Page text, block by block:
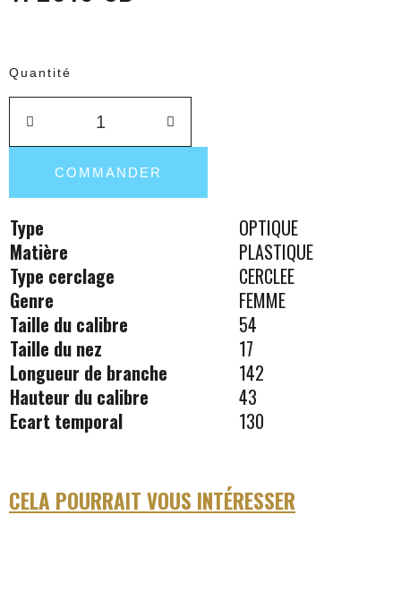
Quantité
COMMANDER
Type
OPTIQUE
Matière
PLASTIQUE
Type cerclage
CERCLEE
Genre
FEMME
Taille du calibre
54
Taille du nez
17
Longueur de branche
142
Hauteur du calibre
43
Ecart temporal
130
CELA POURRAIT VOUS INTÉRESSER